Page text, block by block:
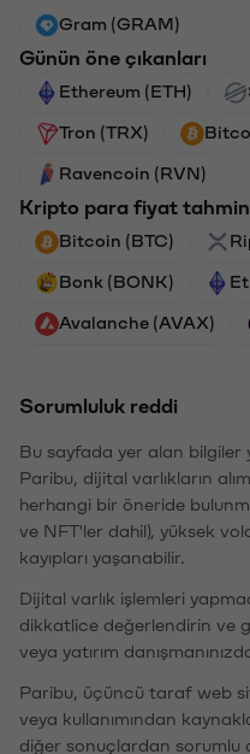
Gram (GRAM)
Günün öne çıkanları
Ethereum (ETH)
Tron (TRX)
Ravencoin (RVN)
Kripto para fiyat
Bitcoin (BTC)
Bonk (BONK)
Avalanche (AVAX)
Sorumluluk reddi
Bu sayfada yer alan bilgiler
Paribu, dijital varlıkların
herhangi bir öneride
ve NFT'ler dahil), yüksek
kayıpları yaşanabilir.
Dijital varlık işlemleri
dikkatlice değerlendirin ve
veya yatırım
Paribu, üçüncü taraf web
veya kullanımından
diğer sonuçlardan sorumlu